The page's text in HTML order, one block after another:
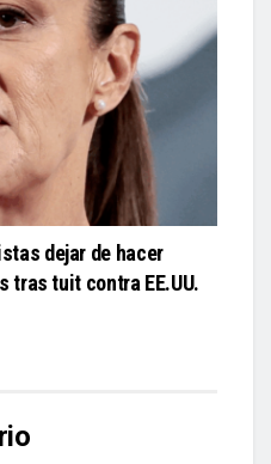
dejar de hacer
tras tuit contra EE.UU.